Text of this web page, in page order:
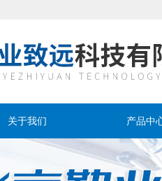
关于我们 产品中